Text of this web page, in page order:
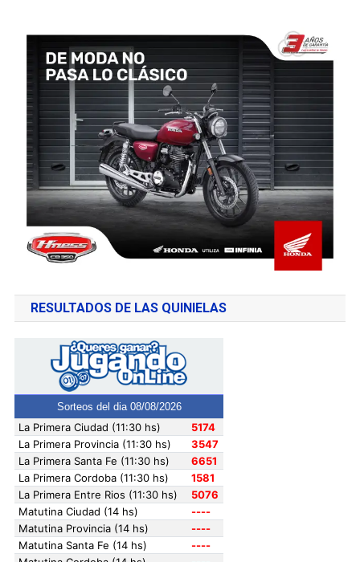
RESULTADOS DE LAS QUINIELAS